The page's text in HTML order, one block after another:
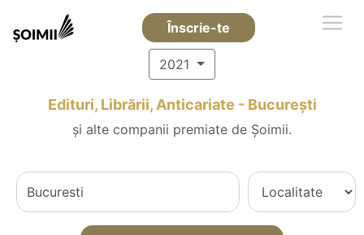
Înscrie-te
2021
Edituri, Librării, Anticariate - Bucureşti
și alte companii premiate de Șoimii.